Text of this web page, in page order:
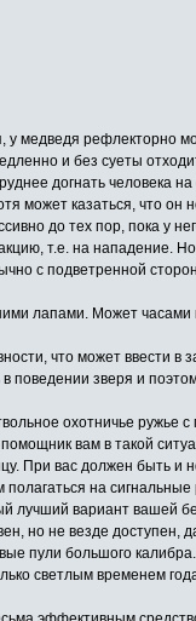
у медведя рефлекторно
и без суеты
догнать человека
может казаться, что
до тех пор, пока у
т.е. на нападение.
с подветренной
лапами. Может
что может ввести в
поведении зверя и
охотничье
вам в такой
При вас должен быть
на
лучший вариант вашей
но не везде доступен,
пули большого
светлым временем